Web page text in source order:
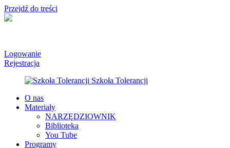
Przejdź do treści
Logowanie
Rejestracja
O nas
Materiały
NARZĘDZIOWNIK
Biblioteka
You Tube
Programy